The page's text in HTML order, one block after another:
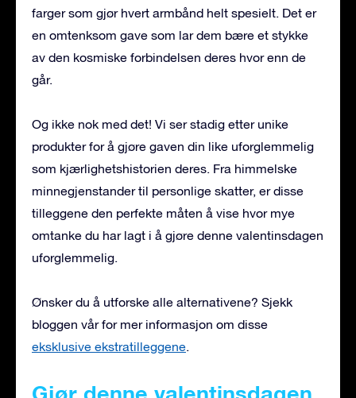
farger som gjør hvert armbånd helt spesielt. Det er
en omtenksom gave som lar dem bære et stykke
av den kosmiske forbindelsen deres hvor enn de
går.
Og ikke nok med det! Vi ser stadig etter unike
produkter for å gjøre gaven din like uforglemmelig
som kjærlighetshistorien deres. Fra himmelske
minnegjenstander til personlige skatter, er disse
tilleggene den perfekte måten å vise hvor mye
omtanke du har lagt i å gjøre denne valentinsdagen
uforglemmelig.
Ønsker du å utforske alle alternativene? Sjekk
bloggen vår for mer informasjon om disse
eksklusive ekstratilleggene.